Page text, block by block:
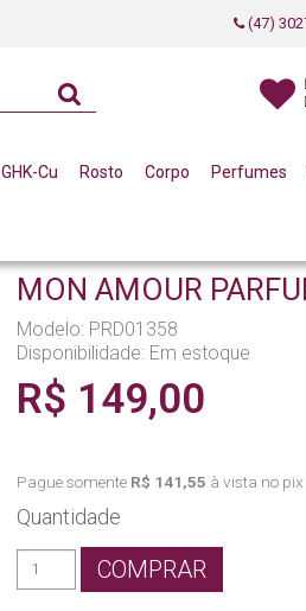
(47)
GHK-Cu Rosto Corpo Perfumes
MON AMOUR
Modelo: PRD01358
Disponibilidade: Em estoque
R$ 149,00
Pague somente R$ 141,55 à vista no pix
Quantidade
COMPRAR